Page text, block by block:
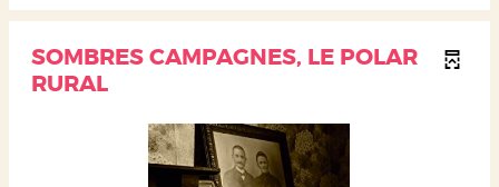
SOMBRES CAMPAGNES, LE POLAR
RURAL